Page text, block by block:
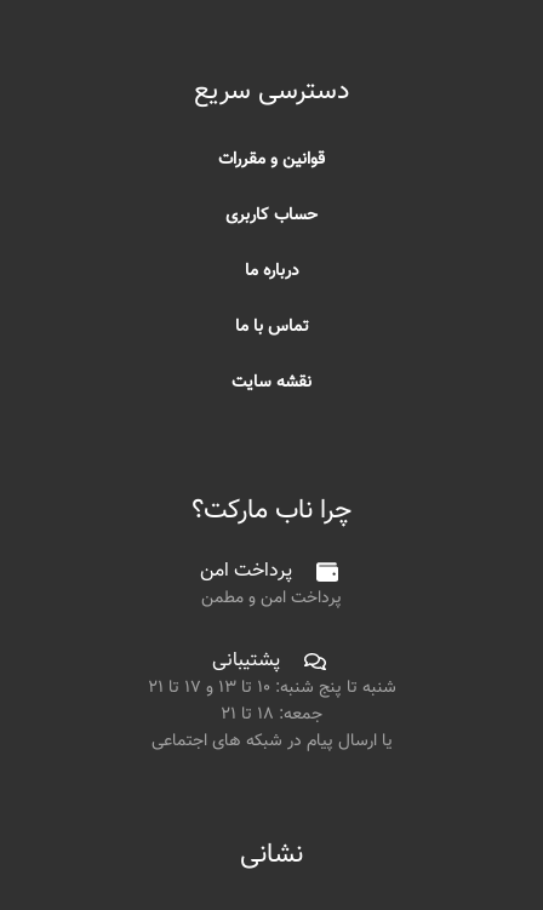
دسترسی سریع
قوانین و مقررات
حساب کاربری
درباره ما
تماس با ما
نقشه سایت
چرا ناب مارکت؟
پرداخت امن
پرداخت امن و مطمن
پشتیبانی
شنبه تا پنج شنبه: ۱۰ تا ۱۳ و ۱۷ تا ۲۱
جمعه: ۱۸ تا ۲۱
یا ارسال پیام در شبکه های اجتماعی
نشانی